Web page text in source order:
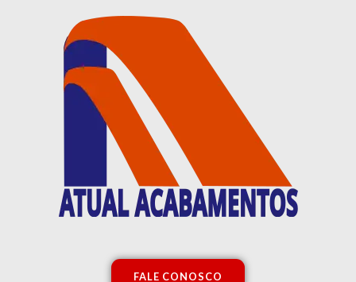
FALE CONOSCO
mais
recente